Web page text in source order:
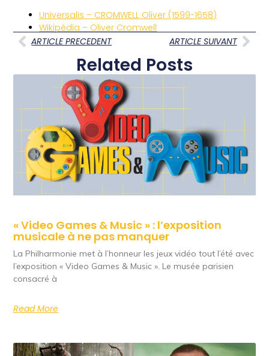
Universalis – CROMWELL Oliver (1599-1658)
Wikipédia – Oliver Cromwell
ARTICLE PRECEDENT
ARTICLE SUIVANT
Related Posts
« Video Games & Music » : l’exposition
musicale à ne pas manquer
La Philharmonie met à l’honneur les jeux vidéo tout l’été avec
l’exposition « Video Games & Music ». Le musée parisien
consacré à
Read More